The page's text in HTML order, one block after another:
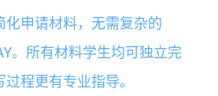
化申请材料，无需复杂的
。所有材料学生均可独立完
过程更有专业指导。